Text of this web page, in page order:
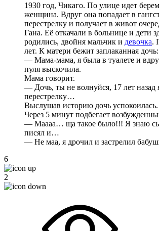
1930 год, Чикаго. По улице идет
женщина. Вдруг она попадает в
перестрелку и получает в живот
Гана. Её откачали в больнице и дети
родились, двойня мальчик и девочка.
лет. К матери бежит заплаканная дочь:
— Мама-мама, я была в туалете и
пуля выскочила.
Мама говорит.
— Дочь, ты не волнуйся, 17 лет назад
перестрелку…
Выслушав историю дочь успокоилась.
Через 5 минут подбегает
— Маааа… ща такое было!!! Я знаю
писял и…
— Не маа, я дрочил и застрелил
6
2